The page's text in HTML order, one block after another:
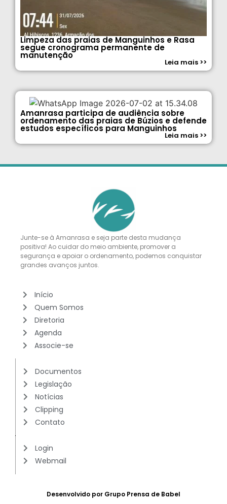
Limpeza das praias de Manguinhos e Rasa
segue cronograma permanente de
manutenção
Leia mais >>
Amanrasa participa de audiência sobre
ordenamento das praias de Búzios e defende
estudos específicos para Manguinhos
Leia mais >>
Junte-se à Amanrasa e seja parte desta mudança
positiva! Ao cuidar do meio ambiente, promover a
segurança e apoiar o ordenamento, podemos conquistar
grandes avanços juntos.
Início
Quem Somos
Diretoria
Agenda
Associe-se
Documentos
Legislação
Notícias
Clipping
Contato
Login
Webmail
Desenvolvido por Grupo Prensa de Babel